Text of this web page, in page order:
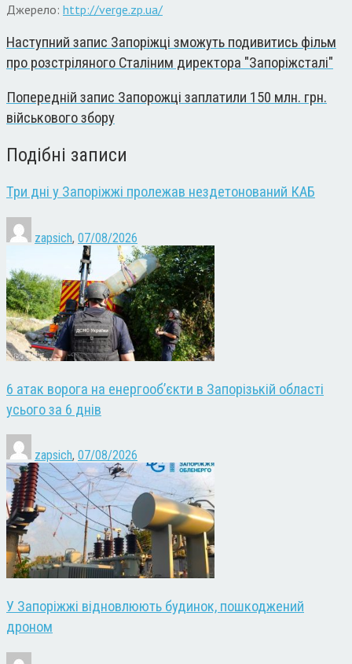
Джерело: http://verge.zp.ua/
Наступний запис Запоріжці зможуть подивитись фільм
про розстріляного Сталіним директора "Запоріжсталі"
Попередній запис Запорожці заплатили 150 млн. грн.
військового збору
Подібні записи
Три дні у Запоріжжі пролежав нездетонований КАБ
zapsich, 07/08/2026
6 атак ворога на енергооб’єкти в Запорізькій області
усього за 6 днів
zapsich, 07/08/2026
У Запоріжжі відновлюють будинок, пошкоджений
дроном